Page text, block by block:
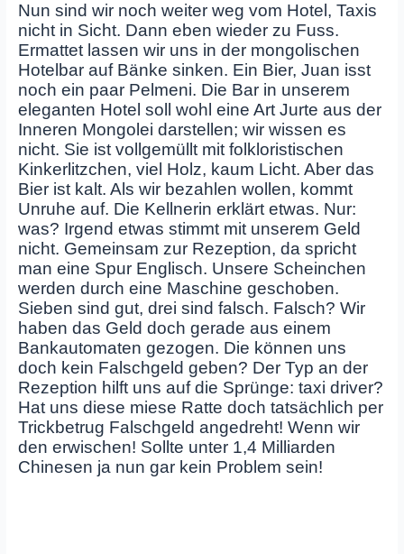
Nun sind wir noch weiter weg vom Hotel, Taxis
nicht in Sicht. Dann eben wieder zu Fuss.
Ermattet lassen wir uns in der mongolischen
Hotelbar auf Bänke sinken. Ein Bier, Juan isst
noch ein paar Pelmeni. Die Bar in unserem
eleganten Hotel soll wohl eine Art Jurte aus der
Inneren Mongolei darstellen; wir wissen es
nicht. Sie ist vollgemüllt mit folkloristischen
Kinkerlitzchen, viel Holz, kaum Licht. Aber das
Bier ist kalt. Als wir bezahlen wollen, kommt
Unruhe auf. Die Kellnerin erklärt etwas. Nur:
was? Irgend etwas stimmt mit unserem Geld
nicht. Gemeinsam zur Rezeption, da spricht
man eine Spur Englisch. Unsere Scheinchen
werden durch eine Maschine geschoben.
Sieben sind gut, drei sind falsch. Falsch? Wir
haben das Geld doch gerade aus einem
Bankautomaten gezogen. Die können uns
doch kein Falschgeld geben? Der Typ an der
Rezeption hilft uns auf die Sprünge: taxi driver?
Hat uns diese miese Ratte doch tatsächlich per
Trickbetrug Falschgeld angedreht! Wenn wir
den erwischen! Sollte unter 1,4 Milliarden
Chinesen ja nun gar kein Problem sein!